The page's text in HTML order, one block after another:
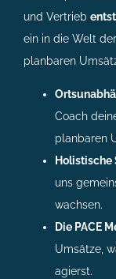
und Vertrieb
ein in die Welt
planbaren
Coach
planbaren
uns
wachsen.
Die PACE
Umsätze,
agierst.